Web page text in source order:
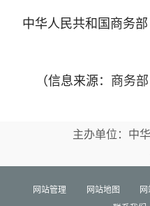
中华人民共和国商务
（信息来源： 商务
主办单位：中
网站管理 网站地图